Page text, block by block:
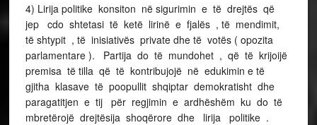
4) Lirija politike konsiton në sigurimin e të drejtës që
jep cdo shtetasi të ketë lirinë e fjalës , të mendimit,
të shtypit , të inisiativës private dhe të votës ( opozita
parlamentare ). Partija do të mundohet , që të krijoijë
premisa të tilla që të kontribujojë në edukimin e të
gjitha klasave të poopullit shqiptar demokratisht dhe
paragatitjen e tij për regjimin e ardhëshëm ku do të
mbretërojë drejtësija shoqërore dhe lirija politike .